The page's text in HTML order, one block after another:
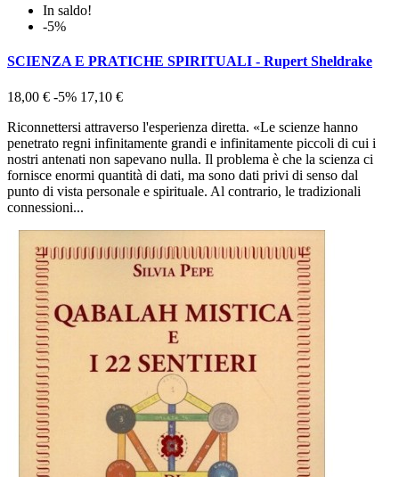
In saldo!
-5%
SCIENZA E PRATICHE SPIRITUALI - Rupert Sheldrake
18,00 € -5% 17,10 €
Riconnettersi attraverso l'esperienza diretta. «Le scienze hanno
penetrato regni infinitamente grandi e infinitamente piccoli di cui i
nostri antenati non sapevano nulla. Il problema è che la scienza ci
fornisce enormi quantità di dati, ma sono dati privi di senso dal
punto di vista personale e spirituale. Al contrario, le tradizionali
connessioni...